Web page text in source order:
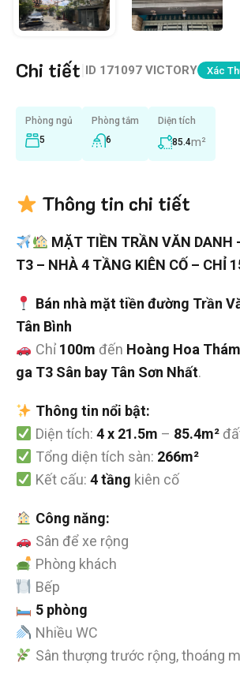
Chi tiết ID 171097 VICTORY Xác
Phòng ngủ
5
Phòng tắm
6
Diện tích
85.4m²
Thông tin chi tiết
MẶT TIỀN TRẦN VĂN DANH
T3 – NHÀ 4 TẦNG KIÊN CỐ – CHỈ
Bán nhà mặt tiền đường Trần
Tân Bình
Chỉ 100m đến Hoàng Hoa Thám
ga T3 Sân bay Tân Sơn Nhất.
Thông tin nổi bật:
Diện tích: 4 x 21.5m – 85.4m²
Tổng diện tích sàn: 266m²
Kết cấu: 4 tầng kiên cố
Công năng:
Sân để xe rộng
Phòng khách
Bếp
5 phòng
Nhiều WC
Sân thượng trước rộng, thoáng